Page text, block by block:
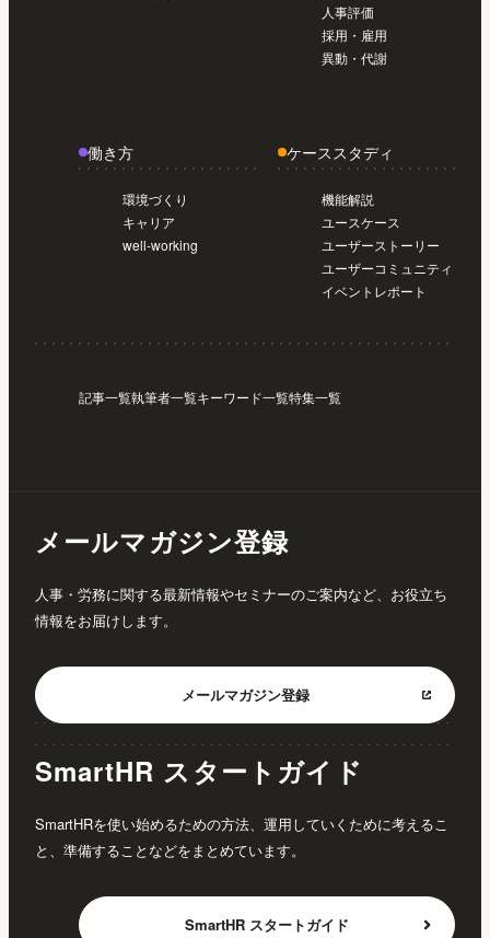
人事評価
採用・雇用
異動・代謝
働き方
環境づくり
キャリア
well-working
ケーススタディ
機能解説
ユースケース
ユーザーストーリー
ユーザーコミュニティ
イベントレポート
記事一覧執筆者一覧キーワード一覧特集一覧
メールマガジン登録
人事・労務に関する最新情報やセミナーのご案内など、お役立ち
情報をお届けします。
メールマガジン登録
SmartHR スタートガイド
SmartHRを使い始めるための方法、運用していくために考えるこ
と、準備することなどをまとめています。
SmartHR スタートガイド